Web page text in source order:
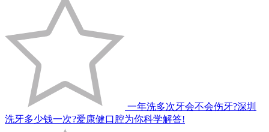
一年洗多次牙会不会伤牙?深圳
洗牙多少钱一次?爱康健口腔为你科学解答!